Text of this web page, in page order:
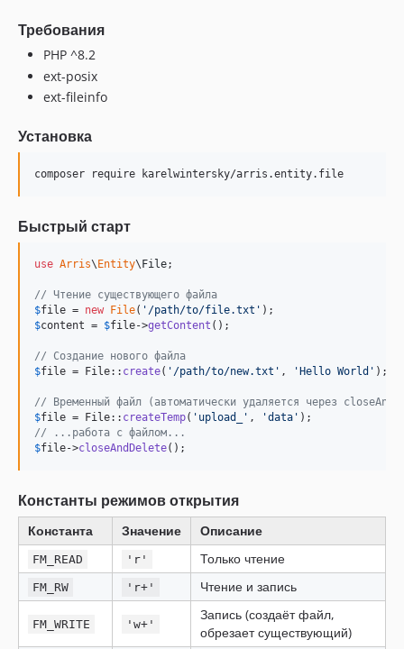
Требования
PHP ^8.2
ext-posix
ext-fileinfo
Установка
composer require karelwintersky/arris.entity.file
Быстрый старт
use Arris\ Entity\ File;
// Чтение существующего файла
$file = new File( ' /path/to/file.txt '
$content = $file->getContent ();
// Создание нового файла
$file = File:: create( ' /path/to/new.txt ' , ' Hello World ' );
// Временный файл (автоматически удаляется через
$file = File:: createTemp( ' upload_ ' , 'data '
// ...работа с файлом...
$file->closeAndDelete();
Константы режимов открытия
Константа Значение Описание
FM_READ 'r' Только чтение
FM_RW 'r+' Чтение и запись
FM_WRITE 'w+'
Запись (создаёт файл,
обрезает существующий)